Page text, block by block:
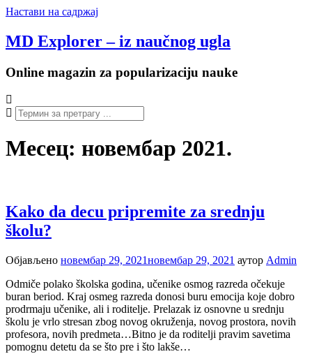
Настави на садржај
MD Explorer – iz naučnog ugla
Online magazin za popularizaciju nauke
Месец: новембар 2021.
Kako da decu pripremite za srednju
školu?
Објављено новембар 29, 2021новембар 29, 2021 аутор Admin
Odmiče polako školska godina, učenike osmog razreda očekuje
buran beriod. Kraj osmeg razreda donosi buru emocija koje dobro
prodrmaju učenike, ali i roditelje. Prelazak iz osnovne u srednju
školu je vrlo stresan zbog novog okruženja, novog prostora, novih
profesora, novih predmeta…Bitno je da roditelji pravim savetima
pomognu detetu da se što pre i što lakše…